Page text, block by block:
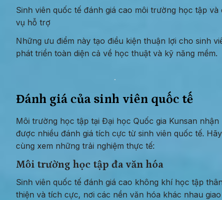
Sinh viên quốc tế đánh giá cao môi trường học tập và
vụ hỗ trợ
Những ưu điểm này tạo điều kiện thuận lợi cho sinh
phát triển toàn diện cả về học thuật và kỹ năng mềm.
Đánh giá của sinh viên quốc tế
Môi trường học tập tại Đại học Quốc gia Kunsan nhận
được nhiều đánh giá tích cực từ sinh viên quốc tế. Hãy
cùng xem những trải nghiệm thực tế:
Môi trường học tập đa văn hóa
Sinh viên quốc tế đánh giá cao không khí học tập
thiện và tích cực, nơi các nền văn hóa khác nhau giao